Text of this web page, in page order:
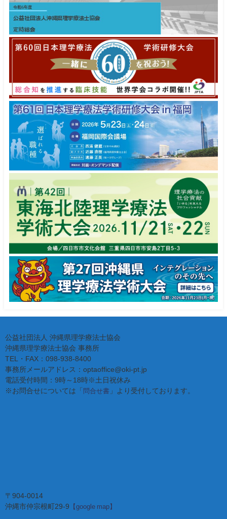
公益社団法人 沖縄県理学療法士協会
沖縄県理学療法士協会 事務所
TEL・FAX：098-938-8400
事務所メールアドレス：optaoffice@oki-pt.jp
電話受付時間：9時～18時※土日祝休み
※お問合せについては「 問合せ書 」より受付しております。
〒904-0014
沖縄市仲宗根町29-9 【google map】